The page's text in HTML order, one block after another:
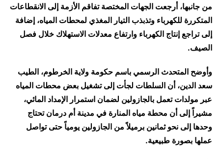
من جانبها، أرجعت الجهات المختصة تفاقم الأزمة إلى الانقطاعات
المتكررة للكهرباء وتذبذب التيار المغذي لمحطات المياه، إضافة
إلى تراجع إنتاج الكهرباء وارتفاع معدلات الاستهلاك خلال فصل
الصيف.
وأوضح المتحدث الرسمي باسم حكومة ولاية الخرطوم، الطيب
سعد الدين، أن السلطات لجأت إلى تشغيل بعض محطات المياه
عبر مولدات تعمل بالجازولين لضمان استمرار الإمداد المائي،
مشيراً إلى أن محطة مياه المنارة في مدينة أم درمان تحتاج
وحدها إلى نحو ثمانين برميلاً من الجازولين يومياً حتى تواصل
عملها بصورة طبيعية.